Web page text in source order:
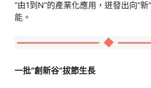
“由1到N”的產業化應用，迸發出向“
能。
一批“創新谷”拔節生長